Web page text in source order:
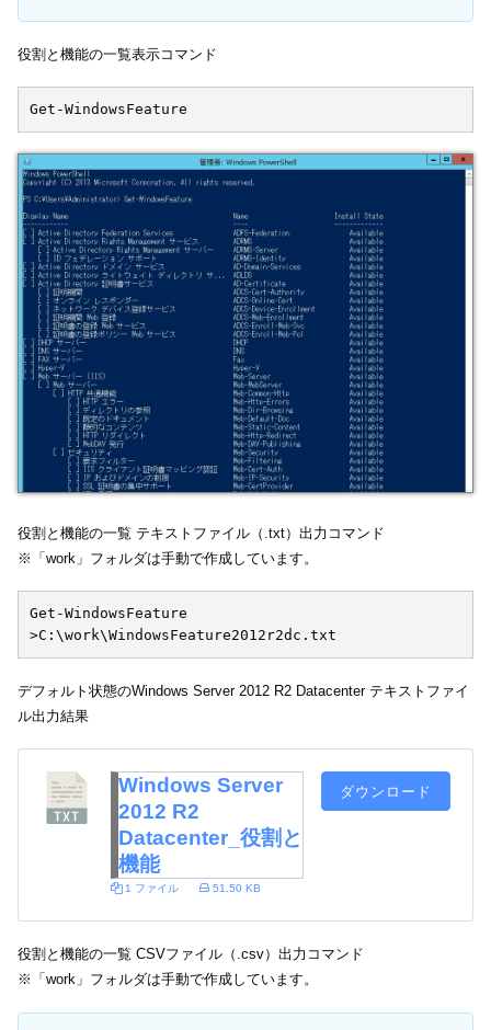
役割と機能の一覧表示コマンド
Get-WindowsFeature
役割と機能の一覧 テキストファイル（.txt）出力コマンド
※「work」フォルダは手動で作成しています。
Get-WindowsFeature
>C:\work\WindowsFeature2012r2dc.txt
デフォルト状態のWindows Server 2012 R2 Datacenter テキストファイ
ル出力結果
Windows Server
2012 R2
Datacenter_役割と
機能
1 ファイル 51.50 KB
ダウンロード
役割と機能の一覧 CSVファイル（.csv）出力コマンド
※「work」フォルダは手動で作成しています。